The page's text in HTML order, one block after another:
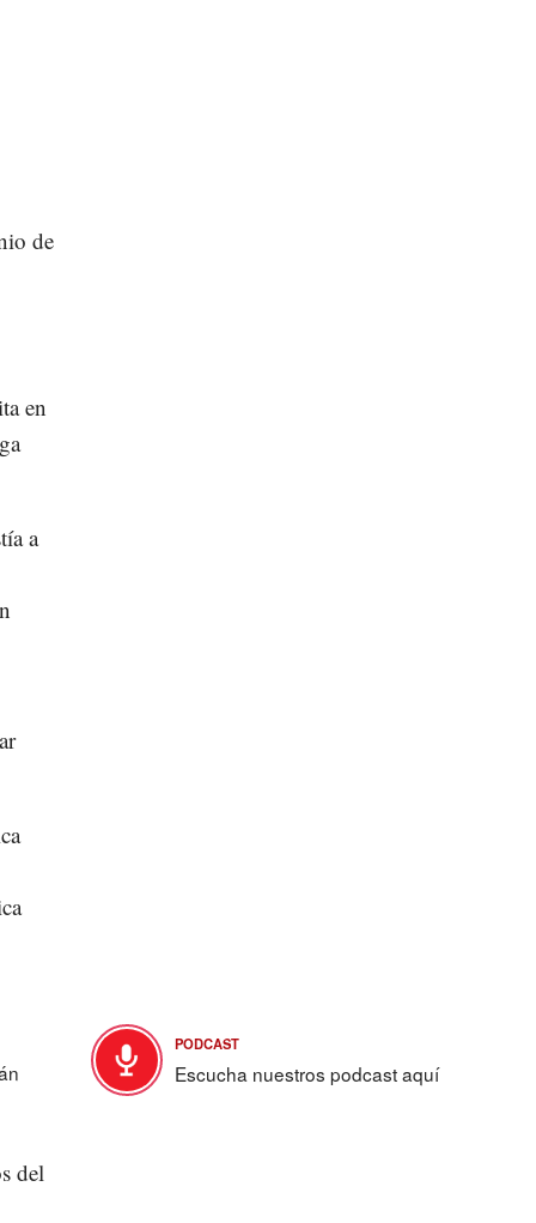
de
en
a
del
PODCAST
Escucha nuestros podcast aquí